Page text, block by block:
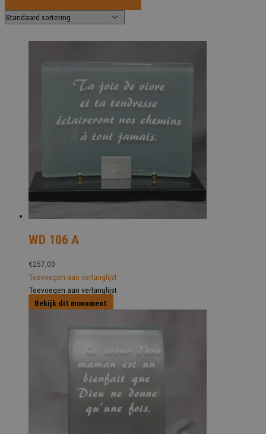
WD 106 A
€257,00
Toevoegen aan verlanglijst
Toevoegen aan verlanglijst
Bekijk dit monument